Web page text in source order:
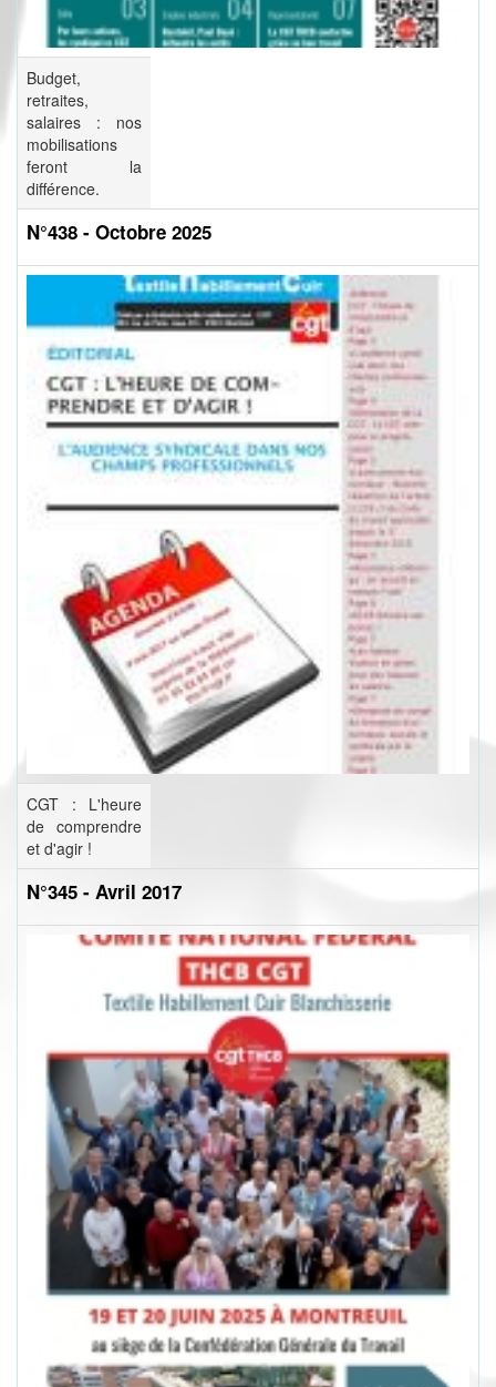
Budget,
retraites,
salaires : nos
mobilisations
feront la
différence.
N°438 - Octobre 2025
CGT : L'heure
de comprendre
et d'agir !
N°345 - Avril 2017